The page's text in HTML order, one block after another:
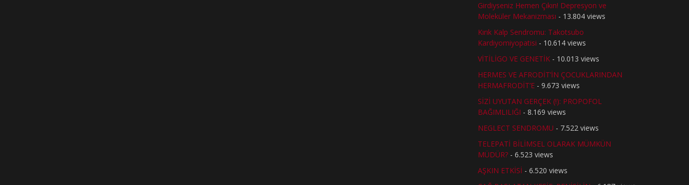
Girdiyseniz Hemen Çıkın! Depresyon ve
Moleküler Mekanizması - 13.804 views
Kırık Kalp Sendromu: Takotsubo
Kardiyomiyopatisi - 10.614 views
VİTİLİGO VE GENETİK - 10.013 views
HERMES VE AFRODİT’İN ÇOCUKLARINDAN
HERMAFRODİT’E - 9.673 views
SİZİ UYUTAN GERÇEK (!): PROPOFOL
BAĞIMLILIĞI - 8.169 views
NEGLECT SENDROMU - 7.522 views
TELEPATİ BİLİMSEL OLARAK MÜMKÜN
MÜDÜR? - 6.523 views
AŞKIN ETKİSİ - 6.520 views